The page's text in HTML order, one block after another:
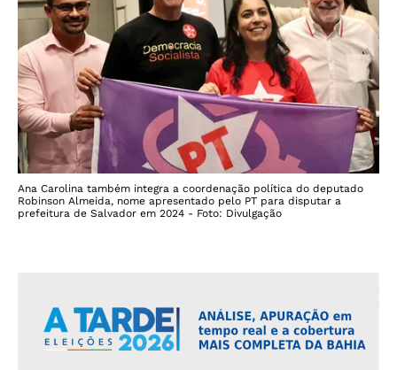
Ana Carolina também integra a coordenação política do deputado
Robinson Almeida, nome apresentado pelo PT para disputar a
prefeitura de Salvador em 2024 - Foto: Divulgação